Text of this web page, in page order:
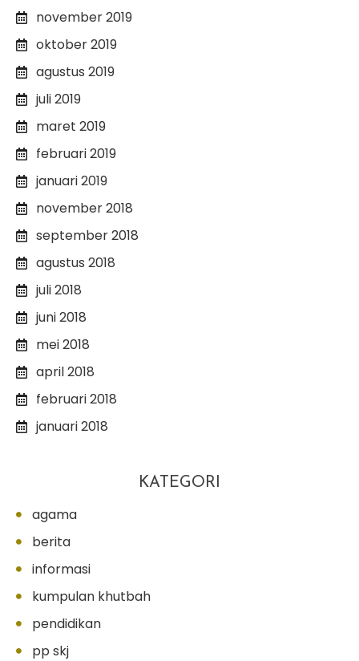
november 2019
oktober 2019
agustus 2019
juli 2019
maret 2019
februari 2019
januari 2019
november 2018
september 2018
agustus 2018
juli 2018
juni 2018
mei 2018
april 2018
februari 2018
januari 2018
KATEGORI
agama
berita
informasi
kumpulan khutbah
pendidikan
pp skj